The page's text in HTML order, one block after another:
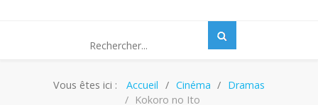
Vous êtes ici : Accueil Cinéma
Dramas
Kokoro no Ito